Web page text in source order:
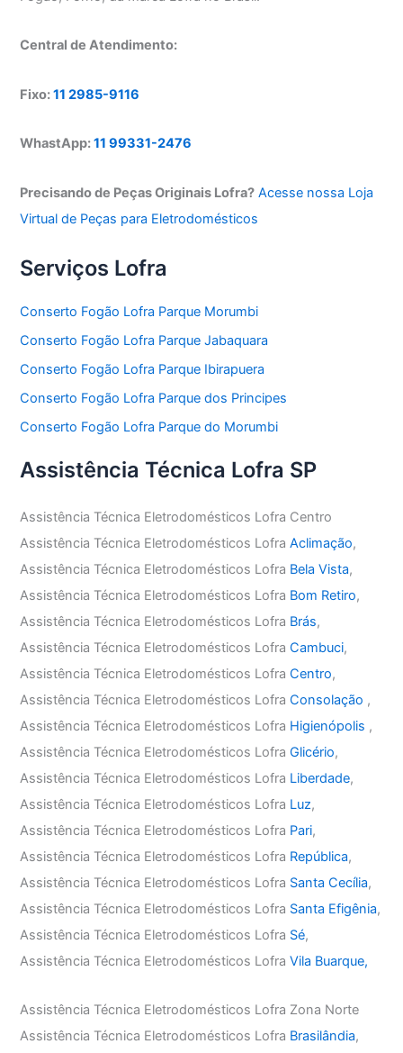
Central de Atendimento:
Fixo:11 2985-9116
WhastApp:11 99331-2476
Precisando de Peças Originais Lofra? Acesse nossa Loja
Virtual de Peças para Eletrodomésticos
Serviços Lofra
Conserto Fogão Lofra Parque Morumbi
Conserto Fogão Lofra Parque Jabaquara
Conserto Fogão Lofra Parque Ibirapuera
Conserto Fogão Lofra Parque dos Principes
Conserto Fogão Lofra Parque do Morumbi
Assistência Técnica Lofra SP
Assistência Técnica Eletrodomésticos Lofra Centro
Assistência Técnica Eletrodomésticos LofraAclimação,
Assistência Técnica Eletrodomésticos Lofra Bela Vista,
Assistência Técnica Eletrodomésticos Lofra Bom Retiro,
Assistência Técnica Eletrodomésticos Lofra Brás,
Assistência Técnica Eletrodomésticos LofraCambuci,
Assistência Técnica Eletrodomésticos LofraCentro,
Assistência Técnica Eletrodomésticos LofraConsolação ,
Assistência Técnica Eletrodomésticos Lofra Higienópolis ,
Assistência Técnica Eletrodomésticos LofraGlicério,
Assistência Técnica Eletrodomésticos Lofra Liberdade,
Assistência Técnica Eletrodomésticos Lofra Luz,
Assistência Técnica Eletrodomésticos Lofra Pari,
Assistência Técnica Eletrodomésticos Lofra República,
Assistência Técnica Eletrodomésticos Lofra Santa Cecília,
Assistência Técnica Eletrodomésticos Lofra Santa Efigênia,
Assistência Técnica Eletrodomésticos Lofra Sé,
Assistência Técnica Eletrodomésticos LofraVila Buarque,
Assistência Técnica Eletrodomésticos Lofra Zona Norte
Assistência Técnica Eletrodomésticos Lofra Brasilândia,